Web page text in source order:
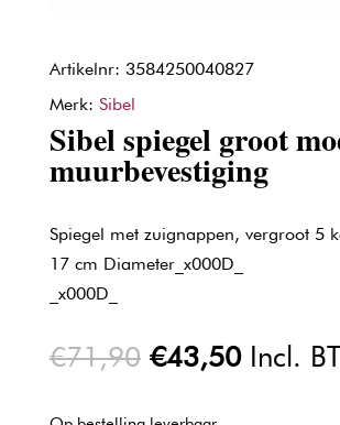
Artikelnr: 3584250040827
Merk: Sibel
Sibel spiegel groot
muurbevestiging
Spiegel met zuignappen, vergroot 5
17 cm Diameter_x000D_
_x000D_
€71,90
was:
€43,50Huidige
Incl.